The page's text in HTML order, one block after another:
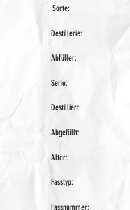
Sorte:
Destillerie:
Abfüller:
Serie:
Destilliert:
Abgefüllt:
Alter:
Fasstyp:
Fassnummer: